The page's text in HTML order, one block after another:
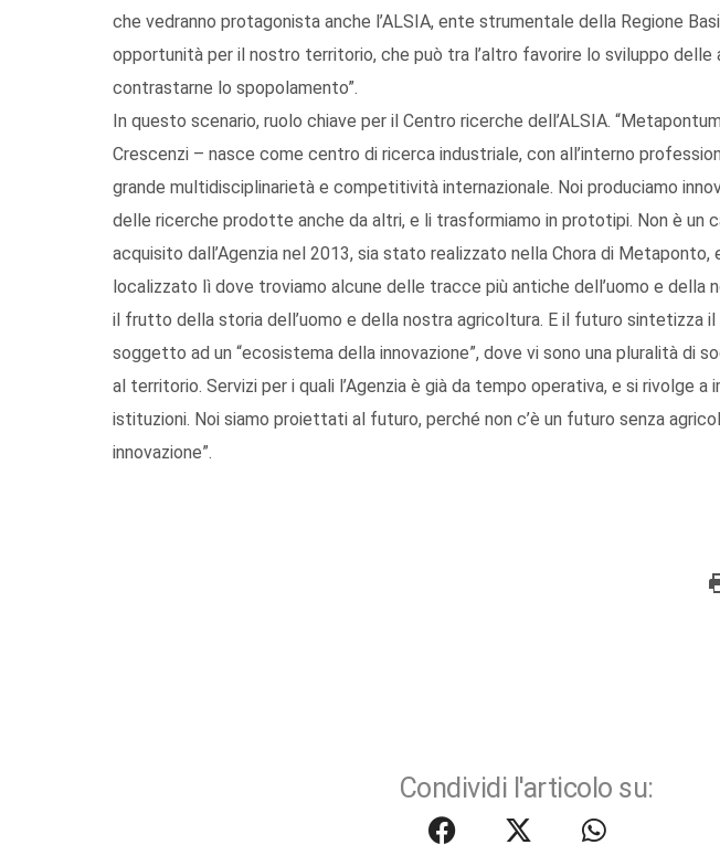
che vedranno protagonista anche l’ALSIA, ente strumentale della Regione
opportunità per il nostro territorio, che può tra l’altro favorire lo sviluppo delle
contrastarne lo spopolamento”.
In questo scenario, ruolo chiave per il Centro ricerche dell’ALSIA.
Crescenzi – nasce come centro di ricerca industriale, con all’interno
grande multidisciplinarietà e competitività internazionale. Noi produciamo
delle ricerche prodotte anche da altri, e li trasformiamo in prototipi. Non è un
acquisito dall’Agenzia nel 2013, sia stato realizzato nella Chora di Metaponto,
localizzato lì dove troviamo alcune delle tracce più antiche dell’uomo e della
il frutto della storia dell’uomo e della nostra agricoltura. E il futuro sintetizza il
soggetto ad un “ecosistema della innovazione”, dove vi sono una pluralità di
al territorio. Servizi per i quali l’Agenzia è già da tempo operativa, e si rivolge a
istituzioni. Noi siamo proiettati al futuro, perché non c’è un futuro senza
innovazione”.
Condividi l'articolo su: